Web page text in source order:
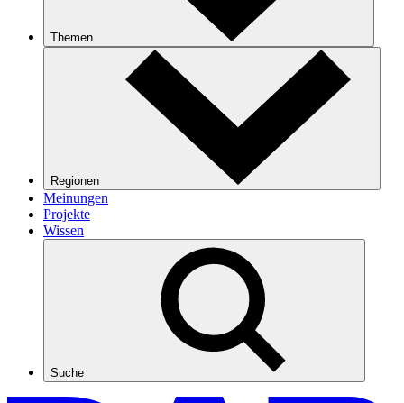
Themen
Regionen
Meinungen
Projekte
Wissen
Suche